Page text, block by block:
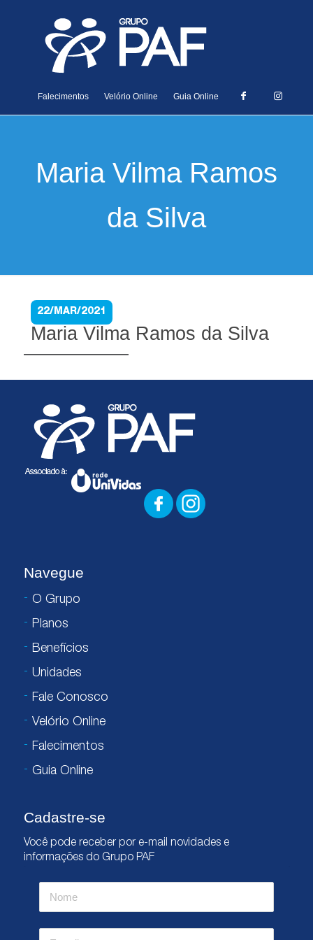
Falecimentos Velório Online Guia Online
Maria Vilma Ramos
da Silva
22/MAR/2021
Maria Vilma Ramos da Silva
Navegue
O Grupo
Planos
Benefícios
Unidades
Fale Conosco
Velório Online
Falecimentos
Guia Online
Cadastre-se
Você pode receber por e-mail novidades e
informações do Grupo PAF